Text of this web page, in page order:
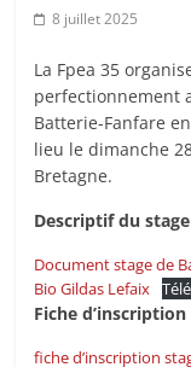
8 juillet 2025
La Fpea 35
perfectionnement
Batterie-Fanfare
lieu le dimanche
Bretagne.
Descriptif du
Document stage de
Bio Gildas Lefaix
Fiche d’inscription
fiche d’inscription